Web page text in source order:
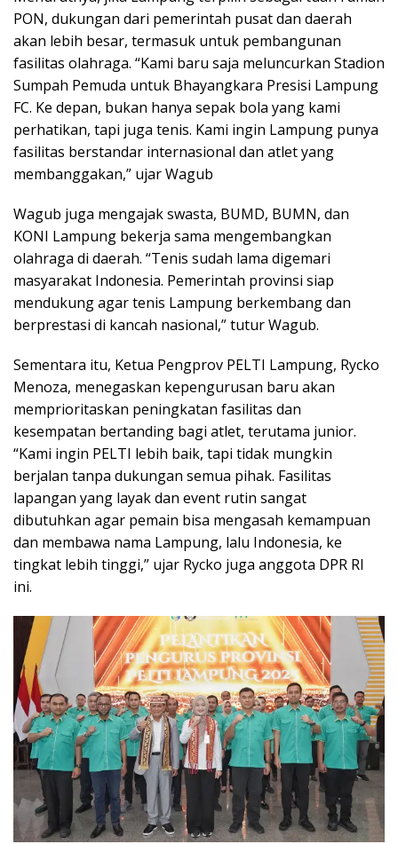
PON, dukungan dari pemerintah pusat dan daerah
akan lebih besar, termasuk untuk pembangunan
fasilitas olahraga. “Kami baru saja meluncurkan Stadion
Sumpah Pemuda untuk Bhayangkara Presisi Lampung
FC. Ke depan, bukan hanya sepak bola yang kami
perhatikan, tapi juga tenis. Kami ingin Lampung punya
fasilitas berstandar internasional dan atlet yang
membanggakan,” ujar Wagub
Wagub juga mengajak swasta, BUMD, BUMN, dan
KONI Lampung bekerja sama mengembangkan
olahraga di daerah. “Tenis sudah lama digemari
masyarakat Indonesia. Pemerintah provinsi siap
mendukung agar tenis Lampung berkembang dan
berprestasi di kancah nasional,” tutur Wagub.
Sementara itu, Ketua Pengprov PELTI Lampung, Rycko
Menoza, menegaskan kepengurusan baru akan
memprioritaskan peningkatan fasilitas dan
kesempatan bertanding bagi atlet, terutama junior.
“Kami ingin PELTI lebih baik, tapi tidak mungkin
berjalan tanpa dukungan semua pihak. Fasilitas
lapangan yang layak dan event rutin sangat
dibutuhkan agar pemain bisa mengasah kemampuan
dan membawa nama Lampung, lalu Indonesia, ke
tingkat lebih tinggi,” ujar Rycko juga anggota DPR RI
ini.